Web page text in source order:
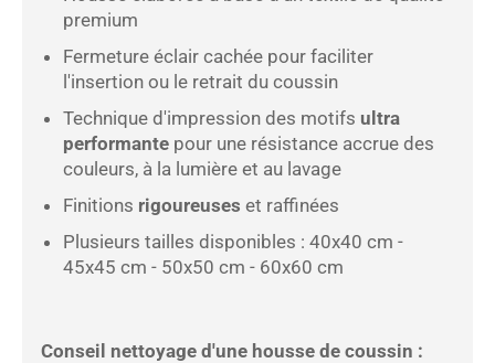
premium
Fermeture éclair cachée pour faciliter
l'insertion ou le retrait du coussin
Technique d'impression des motifs ultra
performante pour une résistance accrue des
couleurs, à la lumière et au lavage
Finitions rigoureuses et raffinées
Plusieurs tailles disponibles : 40x40 cm -
45x45 cm - 50x50 cm - 60x60 cm
Conseil nettoyage d'une housse de coussin :